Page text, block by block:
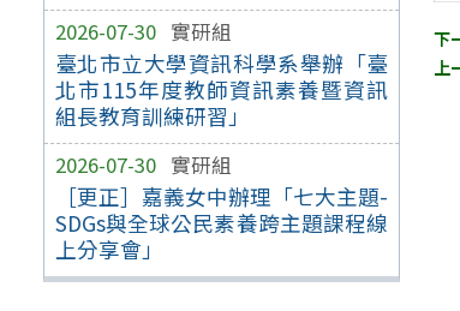
2026-07-30 實研組
臺北市立大學資訊科學系舉辦「臺
北市115年度教師資訊素養暨資訊
組長教育訓練研習」
2026-07-30 實研組
［更正］嘉義女中辦理「七大主題-
SDGs與全球公民素養跨主題課程線
上分享會」